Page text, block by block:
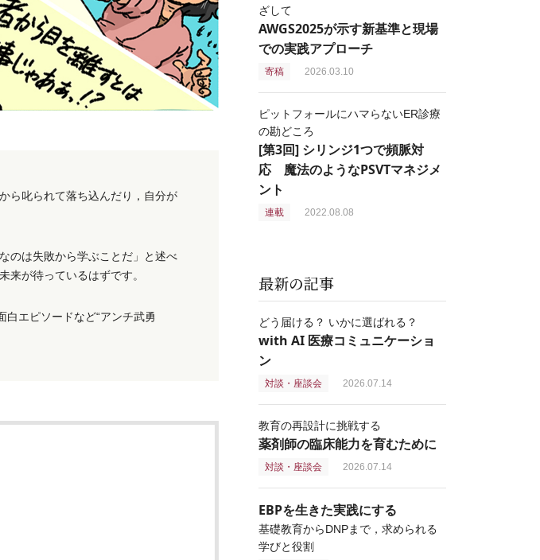
ら叱られて落ち込んだり，自分が
のは失敗から学ぶことだ」と述べ
来が待っているはずです。
エピソードなど“アンチ武勇
ざして
AWGS2025が示す新基準と現場
での実践アプローチ
寄稿 2026.03.10
ピットフォールにハマらないER診療
の勘どころ
[第3回] シリンジ1つで頻脈対
応 魔法のようなPSVTマネジメ
ント
連載 2022.08.08
最新の記事
どう届ける？ いかに選ばれる？
with AI 医療コミュニケーショ
ン
対談・座談会 2026.07.14
教育の再設計に挑戦する
薬剤師の臨床能力を育むために
対談・座談会 2026.07.14
EBPを生きた実践にする
基礎教育からDNPまで，求められる
学びと役割